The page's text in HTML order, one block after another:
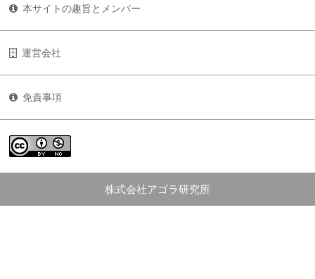
本サイトの趣旨とメンバー
運営会社
免責事項
株式会社アゴラ研究所